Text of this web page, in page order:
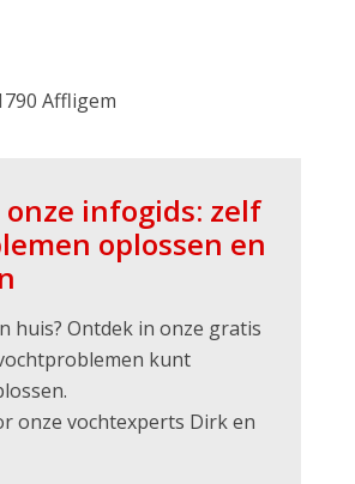
Affligem
infogids: zelf
oplossen en
huis? Ontdek in onze gratis
kunt
onze vochtexperts Dirk en